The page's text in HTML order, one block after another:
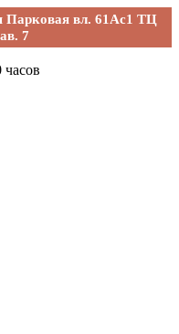
Парковая вл. 61Ас1 ТЦ
7
часов